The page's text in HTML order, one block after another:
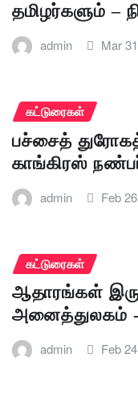
தமிழர்களும் –
admin Mar
கட்டுரைகள்
பச்சைத்
காங்கிரஸ்
admin Feb
கட்டுரைகள்
ஆதாரங்கள்
அனைத்துலகம்
admin Feb